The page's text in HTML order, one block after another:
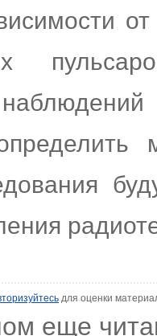
для оценки
еще